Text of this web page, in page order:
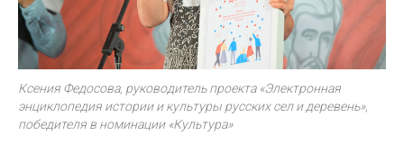
Ксения Федосова, руководитель проекта «Электронная
энциклопедия истории и культуры русских сел и деревень»,
победителя в номинации «Культура»